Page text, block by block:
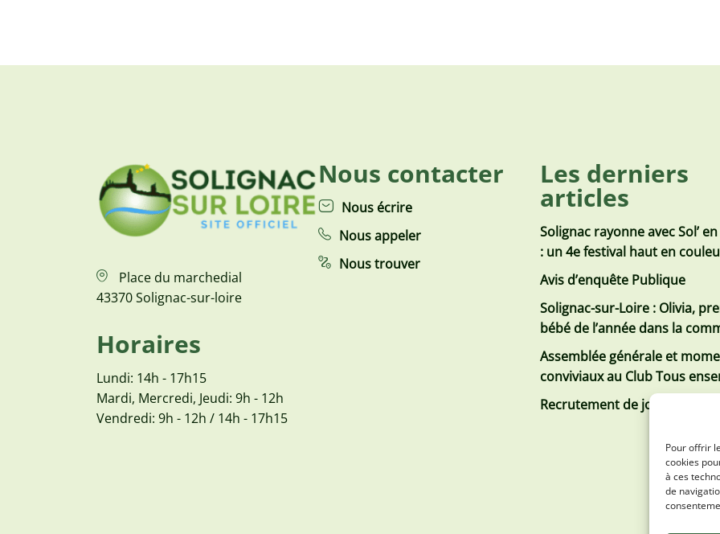
Pour offrir
cookies
à ces
de
Place du marchedial
43370 Solignac-sur-loire
Horaires
Lundi: 14h - 17h15
Mardi, Mercredi, Jeudi: 9h - 12h
Vendredi: 9h - 12h / 14h - 17h15
Nous contacter
Nous écrire
Nous appeler
Nous trouver
Les derniers
articles
Solignac rayonne avec Sol’
: un 4e festival haut en
Avis d’enquête Publique
Solignac-sur-Loire : Olivia,
bébé de l’année dans la
Assemblée générale et
conviviaux au Club Tous
Recrutement de jobs d’été